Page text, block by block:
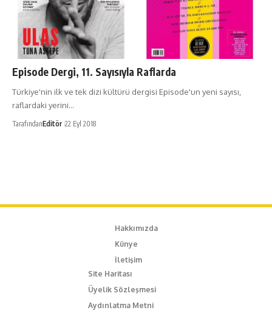
Episode Dergi, 11. Sayısıyla Raflarda
Türkiye'nin ilk ve tek dizi kültürü dergisi Episode'un yeni sayısı,
raflardaki yerini…
TarafındanEditör 22 Eyl 2018
Hakkımızda
Künye
İletişim
Site Haritası
Üyelik Sözleşmesi
Aydınlatma Metni